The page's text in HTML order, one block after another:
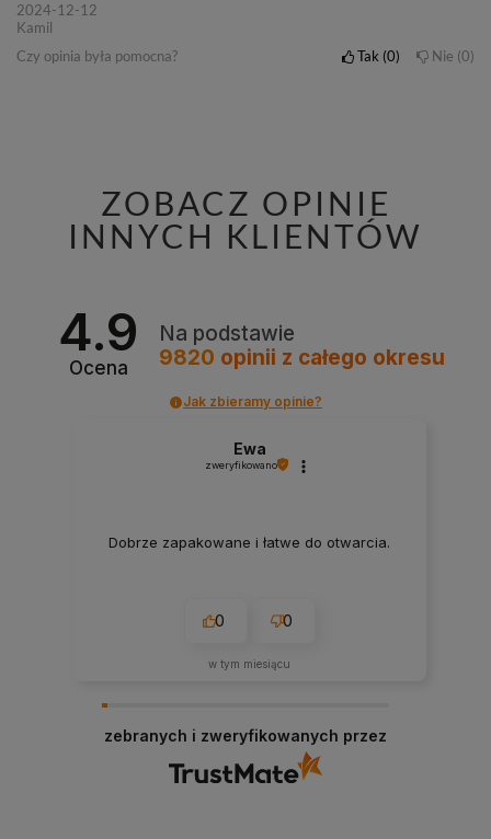
2024-12-12
Kamil
Czy opinia była pomocna?
Tak 0 Nie 0
ZOBACZ OPINIE
INNYCH KLIENTÓW
4.9
Ocena
Na podstawie
9820 opinii z całego okresu
Jak zbieramy opinie?
Ewa
zweryfikowano
Dobrze zapakowane i łatwe do otwarcia.
0 0
w tym miesiącu
zebranych i zweryfikowanych przez